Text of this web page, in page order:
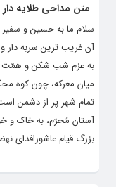
متن مداحی طلایه
سلام ما به حسین و
آن غریب ترین سربه
به عزم شب شکن و همّت
میان معرکه، چون کوه
تمام شهر پر از دشمن است
آستان مُحرّم، به خاک و
بزرگ قیام